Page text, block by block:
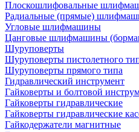
Плоскошлифовальные
Радиальные (прямые)
Угловые шлифмашины
Цанговые шлифмашины
Шуруповерты
Шуруповерты пистолетного
Шуруповерты прямого типа
Гидравлический инструмент
Гайковерты и болтовой
Гайковерты гидравлические
Гайковерты гидравлические
Гайкодержатели магнитные